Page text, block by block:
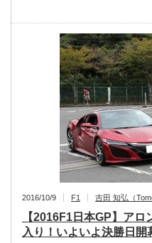
2016/10/9 F1 吉田 知弘（
【2016F1日本GP】ア
入り！いよいよ決勝日開